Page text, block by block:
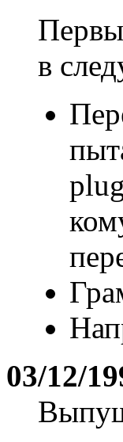
в
03/12/